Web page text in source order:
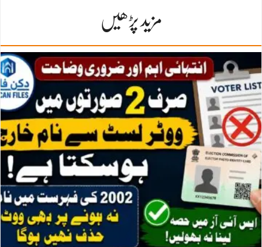
مزید پڑھیں